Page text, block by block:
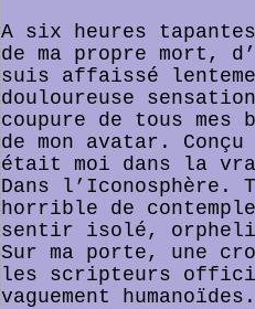
A six heures
de ma propre mort,
suis affaissé
douloureuse
coupure de tous mes
de mon avatar.
était moi dans la
Dans
horrible de
sentir isolé,
Sur ma porte, une
les scripteurs
vaguement